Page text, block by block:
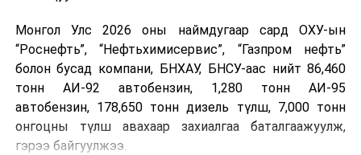
Монгол Улс 2026 оны наймдугаар сард ОХУ-ын
“Роснефть”, “Нефтьхимисервис”, “Газпром нефть”
болон бусад компани, БНХАУ, БНСУ-аас нийт 86,460
тонн АИ-92 автобензин, 1,280 тонн АИ-95
автобензин, 178,650 тонн дизель түлш, 7,000 тонн
онгоцны түлш авахаар захиалгаа баталгаажуулж,
гэрээ байгуулжээ.